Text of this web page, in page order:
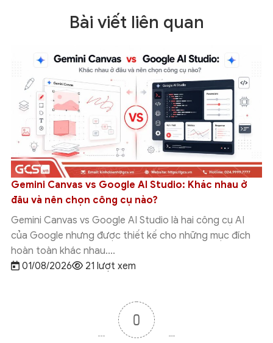
Bài viết liên quan
Gemini Canvas vs Google AI Studio: Khác nhau ở
đâu và nên chọn công cụ nào?
Gemini Canvas vs Google AI Studio là hai công cụ AI
của Google nhưng được thiết kế cho những mục đích
hoàn toàn khác nhau....
01/08/2026
21 lượt xem
0